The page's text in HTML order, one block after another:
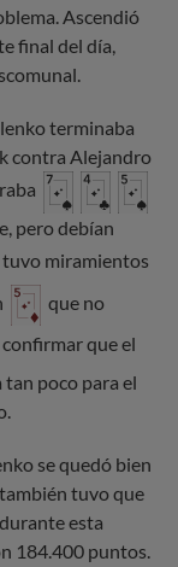
Ascendió
final del día,
terminaba
contra Alejandro
pero debían
tuvo miramientos
que no
que el
poco para el
se quedó bien
tuvo que
esta
184.400 puntos.